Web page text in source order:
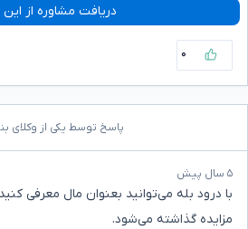
دریافت مشاوره از
۰
پاسخ توسط یکی از وکلای
۵ سال پیش
با درود بله می‌توانید بعنوان مال معرفی
مزایده گذاشته می‌شود.